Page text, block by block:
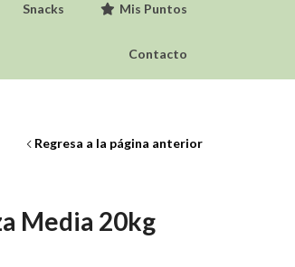
Snacks Mis Puntos
Contacto
Regresa a la página anterior
Media 20kg